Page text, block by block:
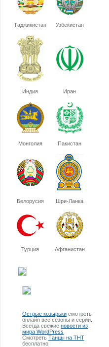
Таджикистан Узбекистан
Индия Иран
Монголия Пакистан
Белорусия Шри-Ланка
Турция Афганистан
Острые козырьки смотреть
онлайн все сезоны и серии.
Всегда свежие новости из
мира WordPress
Смотреть Танцы на ТНТ
бесплатно